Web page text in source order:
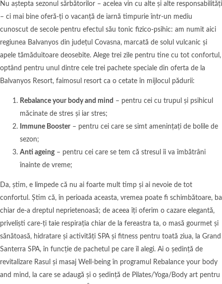
Nu aștepta sezonul sărbătorilor – acelea vin cu alte și alte responsabilități
– ci mai bine oferă-ți o vacanță de iarnă timpurie într-un mediu
cunoscut de secole pentru efectul său tonic fizico-psihic: am numit aici
regiunea Balvanyos din județul Covasna, marcată de solul vulcanic și
apele tămăduitoare deosebite. Alege trei zile pentru tine cu tot confortul,
optând pentru unul dintre cele trei pachete speciale din oferta de la
Balvanyos Resort, faimosul resort ca o cetate în mijlocul pădurii:
Rebalance your body and mind – pentru cei cu trupul și psihicul
măcinate de stres și iar stres;
Immune Booster – pentru cei care se simt amenințați de bolile de
sezon;
Anti ageing– pentru cei care se tem că stresul îi va îmbătrâni
înainte de vreme;
Da, știm, e limpede că nu ai foarte mult timp și ai nevoie de tot
confortul. Știm că, în perioada aceasta, vremea poate fi schimbătoare, ba
chiar de-a dreptul neprietenoasă; de aceea îți oferim o cazare elegantă,
priveliști care-ți taie respirația chiar de la fereastra ta, o masă gourmet și
sănătoasă, hidratare și activități SPA și fitness pentru toată ziua, la Grand
Santerra SPA, în funcție de pachetul pe care îl alegi. Ai o ședință de
revitalizare Rasul și masaj Well-being în programul Rebalance your body
and mind, la care se adaugă și o ședință de Pilates/Yoga/Body art pentru